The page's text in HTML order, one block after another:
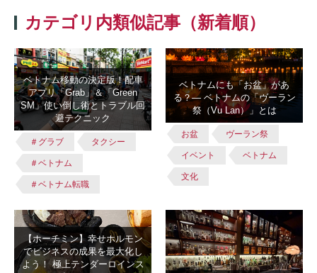
カテゴリ内類似記事（新着順）
ベトナム移動の決定版！配車
アプリ「Grab」＆「Green
SM」使い倒し術とトラブル回
避テクニック
＃グラブ タクシー
＃ベトナム
＃ベトナム転職
ベトナムにも「お盆」があ
る？― ベトナムの「ヴーラン
祭（Vu Lan）」とは
お盆 ヴーラン祭
イベント ベトナム
文化
【ホーチミン】幸せホルモン
でビジネスの成果を最大化し
よう！ 極上テンダーロインス